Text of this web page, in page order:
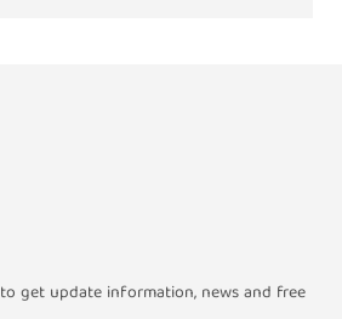
get update information, news and free